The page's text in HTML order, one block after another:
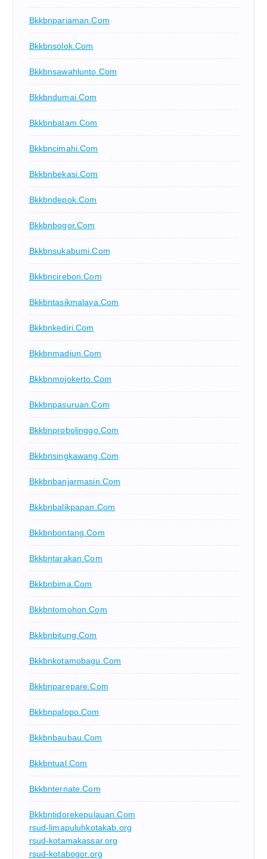
Bkkbnpariaman.com
Bkkbnsolok.com
Bkkbnsawahlunto.com
Bkkbndumai.com
Bkkbnbatam.com
Bkkbncimahi.com
Bkkbnbekasi.com
Bkkbndepok.com
Bkkbnbogor.com
Bkkbnsukabumi.com
Bkkbncirebon.com
Bkkbntasikmalaya.com
Bkkbnkediri.com
Bkkbnmadiun.com
Bkkbnmojokerto.com
Bkkbnpasuruan.com
Bkkbnprobolinggo.com
Bkkbnsingkawang.com
Bkkbnbanjarmasin.com
Bkkbnbalikpapan.com
Bkkbnbontang.com
Bkkbntarakan.com
Bkkbnbima.com
Bkkbntomohon.com
Bkkbnbitung.com
Bkkbnkotamobagu.com
Bkkbnparepare.com
Bkkbnpalopo.com
Bkkbnbaubau.com
Bkkbntual.com
Bkkbnternate.com
Bkkbntidorekepulauan.com
rsud-limapuluhkotakab.org
rsud-kotamakassar.org
rsud-kotabogor.org